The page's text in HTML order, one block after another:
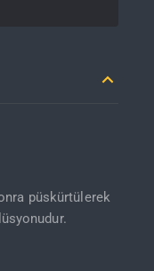
püskürtülerek